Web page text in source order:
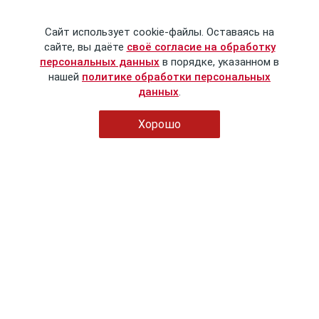
Сайт использует cookie-файлы. Оставаясь на
сайте, вы даёте своё согласие на обработку
персональных данных в порядке, указанном в
нашей политике обработки персональных
данных.
Хорошо